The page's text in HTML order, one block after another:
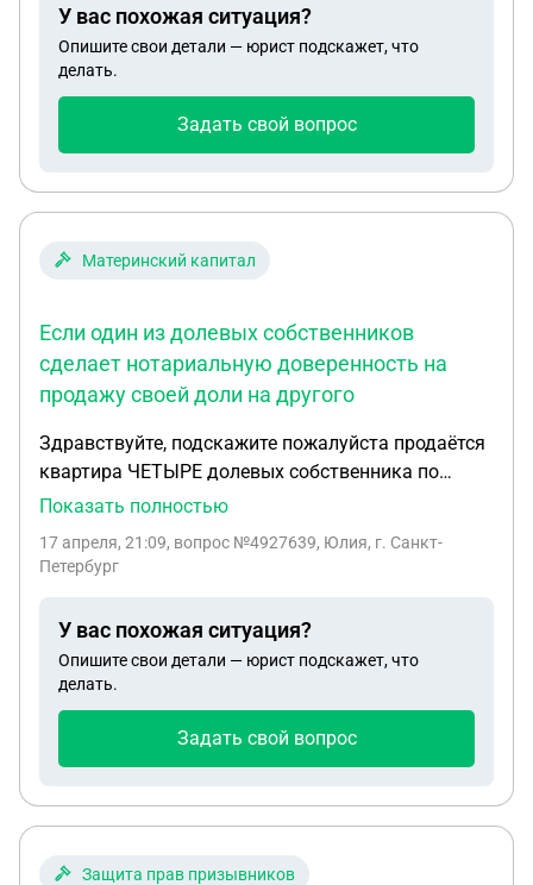
У вас похожая ситуация?
Опишите свои детали — юрист подскажет, что
делать.
Задать свой вопрос
Материнский капитал
Если один из долевых собственников
сделает нотариальную доверенность на
продажу своей доли на другого
Здравствуйте, подскажите пожалуйста продаётся
квартира ЧЕТЫРЕ долевых собственника по
документам, основание наследство по закону,
доли, покупатель с расчетом ипотека, военный
СДЕЛКА возможна без нотариального
оформления? Если один из долевых
собственников сделает нотариальную
доверенность на продажу своей доли на другого
долевого собственника, и не будет сам
в росреест на продажу через мфц и не проводить
Показать полностью
17 апреля, 21:09, вопрос №4927639, Юлия, г. Санкт-
Петербург
У вас похожая ситуация?
Опишите свои детали — юрист подскажет, что
делать.
Задать свой вопрос
Защита прав призывников